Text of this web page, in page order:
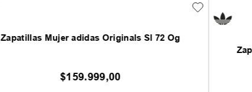
Zapatillas Mujer adidas Originals Sl 72 Og
$159.999,00